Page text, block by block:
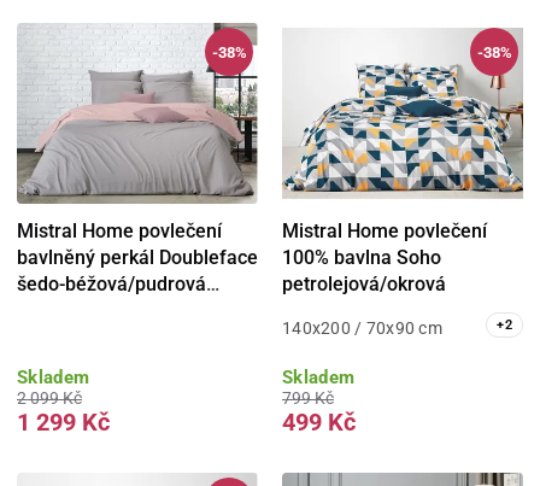
-38%
Mistral Home povlečení
bavlněný perkál Doubleface
šedo-béžová/pudrová
Skladem
2 099 Kč
1 299 Kč
-38%
Mistral Home povlečení
100% bavlna Soho
petrolejová/okrová
140x200 / 70x90 cm +2
Skladem
799 Kč
499 Kč